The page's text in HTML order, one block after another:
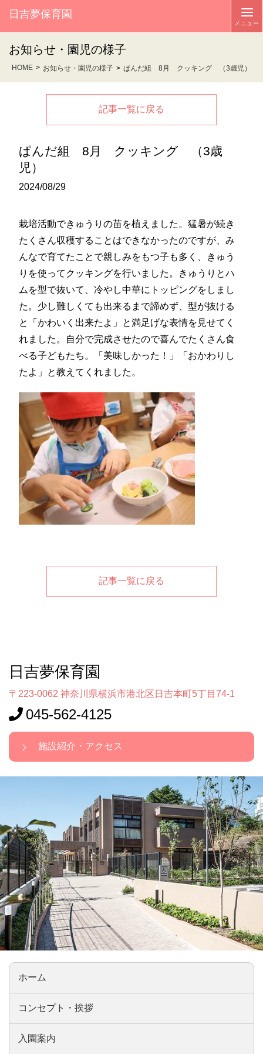
日吉夢保育園
お知らせ・園児の様子
HOME お知らせ・園児の様子 ぱんだ組 8月 クッキング （3歳児）
記事一覧に戻る
ぱんだ組 8月 クッキング （3歳
児）
2024/08/29
栽培活動できゅうりの苗を植えました。猛暑が続き
たくさん収穫することはできなかったのですが、み
んなで育てたことで親しみをもつ子も多く、きゅう
りを使ってクッキングを行いました。きゅうりとハ
ムを型で抜いて、冷やし中華にトッピングをしまし
た。少し難しくても出来るまで諦めず、型が抜ける
と「かわいく出来たよ」と満足げな表情を見せてく
れました。自分で完成させたので喜んでたくさん食
べる子どもたち。「美味しかった！」「おかわりし
たよ」と教えてくれました。
記事一覧に戻る
日吉夢保育園
〒223-0062 神奈川県横浜市港北区日吉本町5丁目74-1
045-562-4125
施設紹介・アクセス
ホーム
コンセプト・挨拶
入園案内